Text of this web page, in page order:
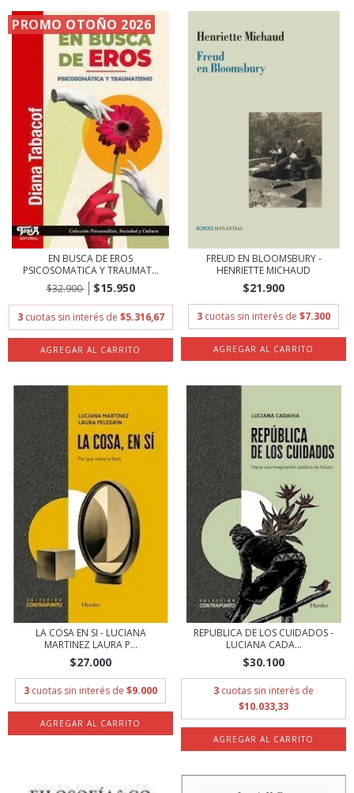
PROMO OTOÑO 2026
EN BUSCA DE EROS
PSICOSOMATICA Y TRAUMAT...
$32.900
$15.950
3 cuotas sin interés de $5.316,67
FREUD EN BLOOMSBURY -
HENRIETTE MICHAUD
$21.900
3 cuotas sin interés de $7.300
LA COSA EN SI - LUCIANA
MARTINEZ LAURA P...
$27.000
3 cuotas sin interés de $9.000
REPUBLICA DE LOS CUIDADOS -
LUCIANA CADA...
$30.100
3 cuotas sin interés de
$10.033,33